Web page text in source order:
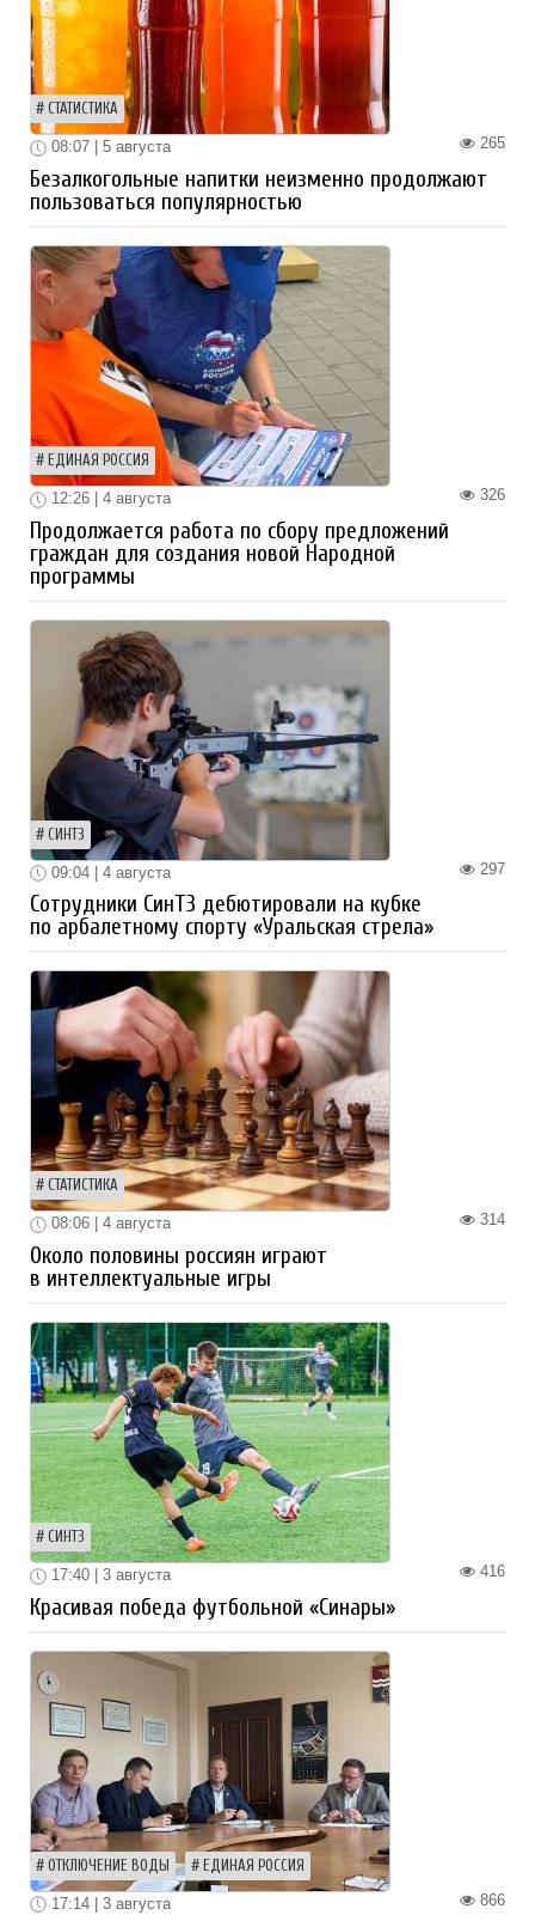
СТАТИСТИКА
265
08:07 | 5 августа
Безалкогольные напитки неизменно продолжают
пользоваться популярностью
ЕДИНАЯ РОССИЯ
326
12:26 | 4 августа
Продолжается работа по сбору предложений
граждан для создания новой Народной
программы
СИНТЗ
297
09:04 | 4 августа
Сотрудники СинТЗ дебютировали на кубке
по арбалетному спорту «Уральская стрела»
СТАТИСТИКА
314
08:06 | 4 августа
Около половины россиян играют
в интеллектуальные игры
СИНТЗ
416
17:40 | 3 августа
Красивая победа футбольной «Синары»
ОТКЛЮЧЕНИЕ ВОДЫ ЕДИНАЯ РОССИЯ
866
17:14 | 3 августа